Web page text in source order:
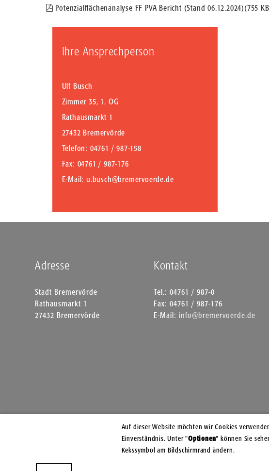
pdf
Potenzialflächenanalyse FF PVA Bericht (Stand 06.12.2024)(755 KB
Ihre Ansprechperson
Ulf Busch
Zimmer 35, 1. OG
Rathausmarkt 1
27432 Bremervörde
Telefon: 04761 / 987-158
Fax: 04761 / 987-176
E-Mail: u.busch@bremervoerde.de
Adresse
Stadt Bremervörde
Rathausmarkt 1
27432 Bremervörde
Kontakt
Tel.: 04761 / 987-0
Fax: 04761 / 987-176
E-Mail: info@bremervoerde.de
Auf dieser Website möchten wir Cookies
Einverständnis. Unter "Optionen" können Sie
Kekssymbol am Bildschirmrand ändern.